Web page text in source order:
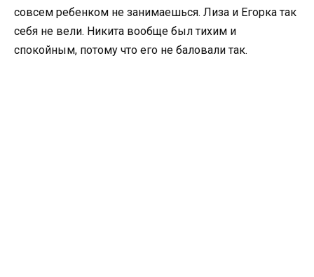
совсем ребенком не занимаешься. Лиза и Егорка так
себя не вели. Никита вообще был тихим и
спокойным, потому что его не баловали так.